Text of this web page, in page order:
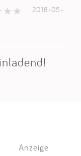
2018-05-
Anzeige